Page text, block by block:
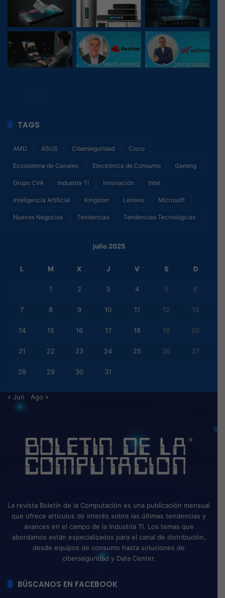
TAGS
AMD ASUS Ciberseguridad Cisco
Ecosistema de Canales Electrónica de Consumo Gaming
Grupo CVA Industria TI Innovación Intel
Inteligencia Artificial Kingston Lenovo Microsoft
Nuevos Negocios Tendencias Tendencias Tecnológicas
julio 2025
L M X J V S D
1 2 3 4 5 6
7 8 9 10 11 12 13
14 15 16 17 18 19 20
21 22 23 24 25 26 27
28 29 30 31
« Jun Ago »
La revista Boletín de la Computación es una publicación mensual
que ofrece artículos de interés sobre las últimas tendencias y
avances en el campo de la Industria TI. Los temas que
abordamos están especializados para el canal de distribución,
desde equipos de consumo hasta soluciones de
ciberseguridad y Data Center.
BÚSCANOS EN FACEBOOK